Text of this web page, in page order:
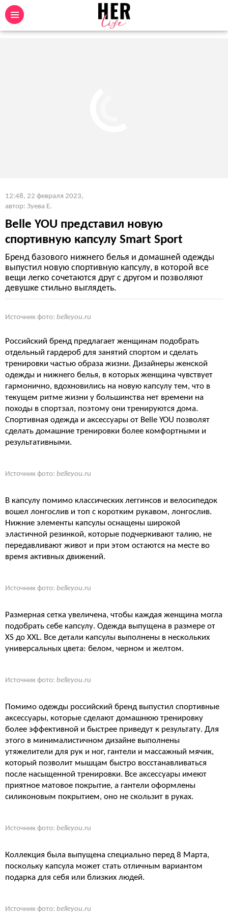
12:48, 22 февраля 2023,
автор: Зуева Е.
Belle YOU представил новую
спортивную капсулу Smart Sport
Бренд базового нижнего белья и домашней одежды
выпустил новую спортивную капсулу, в которой все
вещи легко сочетаются друг с другом и позволяют
девушке стильно выглядеть.
Источник фото: belleyou.ru
Российский бренд предлагает женщинам подобрать
отдельный гардероб для занятий спортом и сделать
тренировки частью образа жизни. Дизайнеры женской
одежды и нижнего белья, в которых женщина чувствует
гармонично, вдохновились на новую капсулу тем, что в
текущем ритме жизни у большинства нет времени на
походы в спортзал, поэтому они тренируются дома.
Спортивная одежда и аксессуары от Belle YOU позволят
сделать домашние тренировки более комфортными и
результативными.
Источник фото: belleyou.ru
В капсулу помимо классических леггинсов и велосипедок
вошел лонгослив и топ с коротким рукавом, лонгослив.
Нижние элементы капсулы оснащены широкой
эластичной резинкой, которые подчеркивают талию, не
передавливают живот и при этом остаются на месте во
время активных движений.
Источник фото: belleyou.ru
Размерная сетка увеличена, чтобы каждая женщина могла
подобрать себе капсулу. Одежда выпущена в размере от
XS до XXL. Все детали капсулы выполнены в нескольких
универсальных цвета: белом, черном и желтом.
Источник фото: belleyou.ru
Помимо одежды российский бренд выпустил спортивные
аксессуары, которые сделают домашнюю тренировку
более эффективной и быстрее приведут к результату. Для
этого в минималистичном дизайне выполнены
утяжелители для рук и ног, гантели и массажный мячик,
который позволит мышцам быстро восстанавливаться
после насыщенной тренировки. Все аксессуары имеют
приятное матовое покрытие, а гантели оформлены
силиконовым покрытием, оно не скользит в руках.
Источник фото: belleyou.ru
Коллекция была выпущена специально перед 8 Марта,
поскольку капсула может стать отличным вариантом
подарка для себя или близких людей.
Источник фото: belleyou.ru